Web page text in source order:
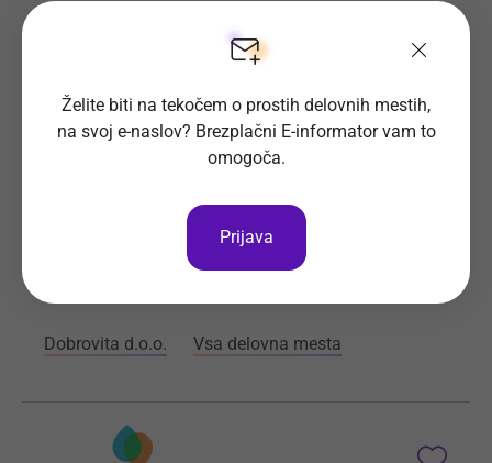
Delovni inštruktor - Vodja delovne
9. 9. 2026 Še 30 dni
Dobrovita d.o.o. Vsa delovna mesta
Želite biti na tekočem o prostih delovnih mestih,
na svoj e-naslov? Brezplačni E-informator vam to
omogoča.
Prijava